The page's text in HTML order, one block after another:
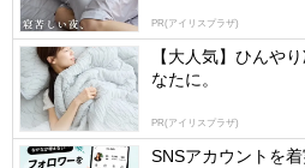
PR(アイリスプラザ)
【大人気】ひんや
なたに。
PR(アイリスプラザ)
SNSアカウントを